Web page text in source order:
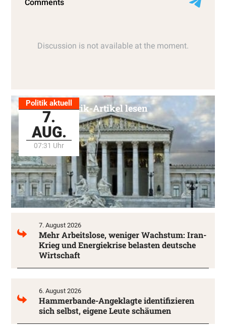
Politik aktuell
7.
AUG.
07:31 Uhr
Alle Politik-Artikel lesen
7. August 2026
Mehr Arbeitslose, weniger Wachstum: Iran-
Krieg und Energiekrise belasten deutsche
Wirtschaft
6. August 2026
Hammerbande-Angeklagte identifizieren
sich selbst, eigene Leute schäumen